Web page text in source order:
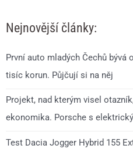
Nejnovější články:
První auto mladých Čechů
tisíc korun. Půjčují si na něj
Projekt, nad kterým visel
ekonomika. Porsche s
Test Dacia Jogger Hybrid 155